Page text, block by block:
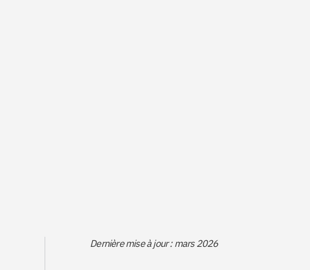
Dernière mise à jour : mars 2026